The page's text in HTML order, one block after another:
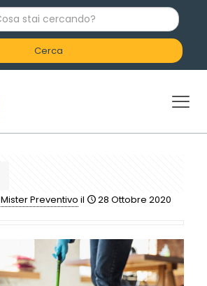
Mister Preventivo il 28 Ottobre 2020